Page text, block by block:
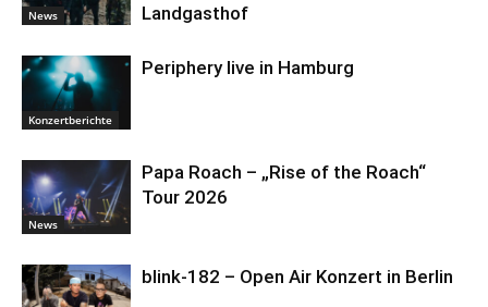
News
Landgasthof
Konzertberichte
Periphery live in Hamburg
News
Papa Roach – „Rise of the Roach“
Tour 2026
blink-182 – Open Air Konzert in Berlin